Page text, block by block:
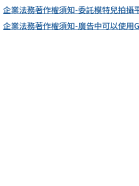
企業法務著作權須知-委託模特兒拍攝
企業法務著作權須知-廣告中可以使